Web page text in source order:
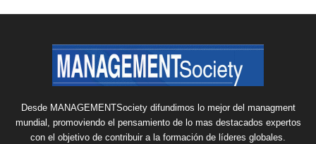
Desde MANAGEMENTSociety difundimos lo mejor del managment
mundial, promoviendo el pensamiento de lo mas destacados expertos
con el objetivo de contribuir a la formación de líderes globales.